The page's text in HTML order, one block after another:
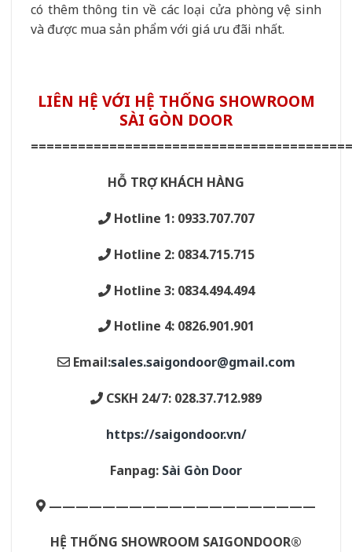
có thêm thông tin về các loại cửa phòng vệ sinh
và được mua sản phẩm với giá ưu đãi nhất.
LIÊN HỆ VỚI HỆ THỐNG SHOWROOM
SÀI GÒN DOOR
HỖ TRỢ KHÁCH HÀNG
Hotline 1: 0933.707.707
Hotline 2: 0834.715.715
Hotline 3: 0834.494.494
Hotline 4: 0826.901.901
Email:sales.saigondoor@gmail.com
CSKH 24/7: 028.37.712.989
https://saigondoor.vn/
Fanpag: Sài Gòn Door
————————————————————
HỆ THỐNG SHOWROOM SAIGONDOOR®